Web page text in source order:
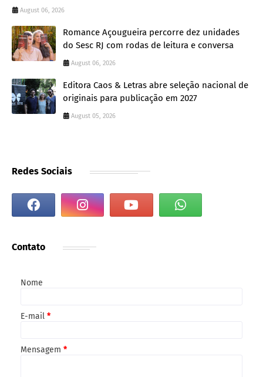
August 06, 2026
Romance Açougueira percorre dez unidades
do Sesc RJ com rodas de leitura e conversa
August 06, 2026
Editora Caos & Letras abre seleção nacional de
originais para publicação em 2027
August 05, 2026
Redes Sociais
Contato
Nome
E-mail *
Mensagem *